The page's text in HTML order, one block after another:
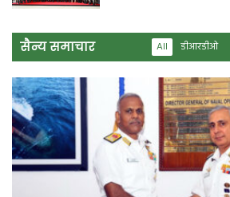
सैन्य समाचार All डीआरडीओ